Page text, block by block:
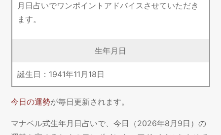
月日占いでワンポイントアドバイスさせていただき
ます。
生年月日
誕生日： 1941年11 月 18日
今日の運勢が毎日更新されます。
マナベル式生年月日占いで、今日（2026年8月9日）の